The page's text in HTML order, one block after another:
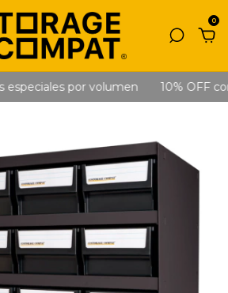
0
por volumen 10% OFF